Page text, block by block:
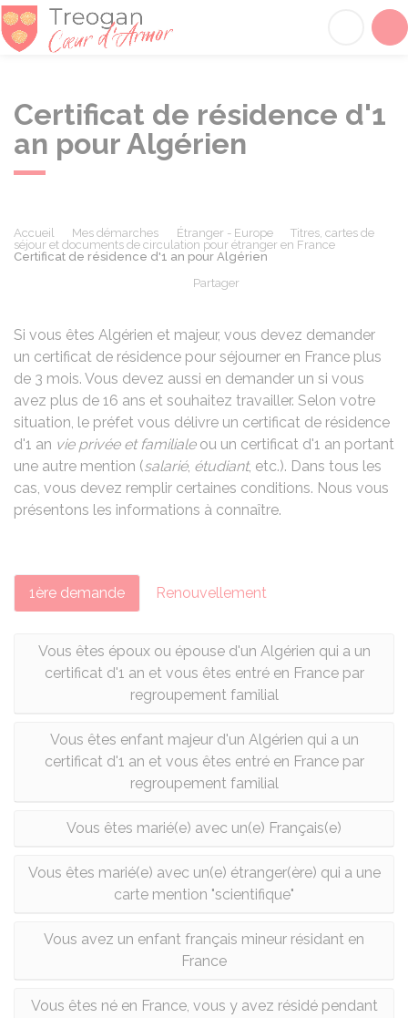
Certificat de résidence d'1
an pour Algérien
Accueil Mes démarches Étranger - Europe
Titres, cartes de
séjour et documents de circulation pour étranger en France
Certificat de résidence d'1 an pour Algérien
Partager
Si vous êtes Algérien et majeur, vous devez demander
un certificat de résidence pour séjourner en France plus
de 3 mois. Vous devez aussi en demander un si vous
avez plus de 16 ans et souhaitez travailler. Selon votre
situation, le préfet vous délivre un certificat de résidence
d'1 an vie privée et familialeou un certificat d'1 an portant
une autre mention (salarié, étudiant, etc.). Dans tous les
cas, vous devez remplir certaines conditions. Nous vous
présentons les informations à connaître.
1ère demande Renouvellement
Vous êtes époux ou épouse d'un Algérien qui a un
certificat d'1 an et vous êtes entré en France par
regroupement familial
Vous êtes enfant majeur d'un Algérien qui a un
certificat d'1 an et vous êtes entré en France par
regroupement familial
Vous êtes marié(e) avec un(e) Français(e)
Vous êtes marié(e) avec un(e) étranger(ère) qui a une
carte mention "scientifique"
Vous avez un enfant français mineur résidant en
France
Vous êtes né en France, vous y avez résidé pendant